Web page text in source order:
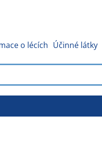
o lécích Účinné látky